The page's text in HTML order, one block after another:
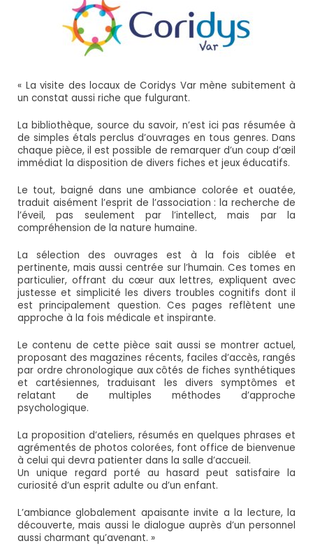
« La visite des locaux de Coridys Var mène subitement à
un constat aussi riche que fulgurant.
La bibliothèque, source du savoir, n’est ici pas résumée à
de simples étals perclus d’ouvrages en tous genres. Dans
chaque pièce, il est possible de remarquer d’un coup d’œil
immédiat la disposition de divers fiches et jeux éducatifs.
Le tout, baigné dans une ambiance colorée et ouatée,
traduit aisément l’esprit de l’association : la recherche de
l’éveil, pas seulement par l’intellect, mais par la
compréhension de la nature humaine.
La sélection des ouvrages est à la fois ciblée et
pertinente, mais aussi centrée sur l’humain. Ces tomes en
particulier, offrant du cœur aux lettres, expliquent avec
justesse et simplicité les divers troubles cognitifs dont il
est principalement question. Ces pages reflètent une
approche à la fois médicale et inspirante.
Le contenu de cette pièce sait aussi se montrer actuel,
proposant des magazines récents, faciles d’accès, rangés
par ordre chronologique aux côtés de fiches synthétiques
et cartésiennes, traduisant les divers symptômes et
relatant de multiples méthodes d’approche
psychologique.
La proposition d’ateliers, résumés en quelques phrases et
agrémentés de photos colorées, font office de bienvenue
à celui qui devra patienter dans la salle d’accueil.
Un unique regard porté au hasard peut satisfaire la
curiosité d’un esprit adulte ou d’un enfant.
L’ambiance globalement apaisante invite a la lecture, la
découverte, mais aussi le dialogue auprès d’un personnel
aussi charmant qu’avenant. »